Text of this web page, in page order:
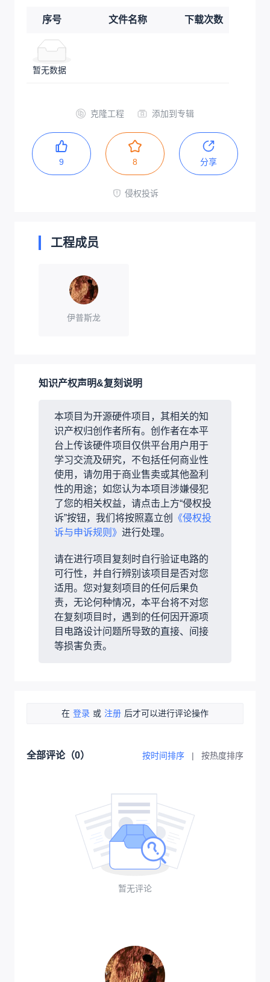
序号 文件名称 下载次数
暂无数据
克隆工程 添加到专辑
9 8 分享
侵权投诉
工程成员
伊普斯龙
知识产权声明&复刻说明
本项目为开源硬件项目，其相关的知
识产权归创作者所有。创作者在本平
台上传该硬件项目仅供平台用户用于
学习交流及研究，不包括任何商业性
使用，请勿用于商业售卖或其他盈利
性的用途；如您认为本项目涉嫌侵犯
了您的相关权益，请点击上方“侵权投
诉”按钮，我们将按照嘉立创
《侵权投
诉与申诉规则》 进行处理。
请在进行项目复刻时自行验证电路的
可行性，并自行辨别该项目是否对您
适用。您对复刻项目的任何后果负
责，无论何种情况，本平台将不对您
在复刻项目时，遇到的任何因开源项
目电路设计问题所导致的直接、间接
等损害负责。
在 登录 或 注册 后才可以进行评论操作
全部评论（0） 按时间排序 | 按热度排序
暂无评论